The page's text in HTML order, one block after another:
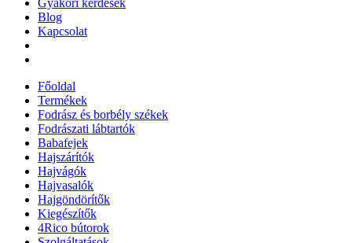
Gyakori kérdések
Blog
Kapcsolat
Főoldal
Termékek
Fodrász és borbély székek
Fodrászati lábtartók
Babafejek
Hajszárítók
Hajvágók
Hajvasalók
Hajgöndörítők
Kiegészítők
4Rico bútorok